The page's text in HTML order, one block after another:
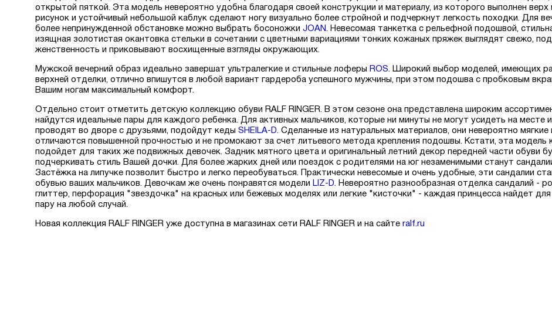
открытой пяткой. Эта модель невероятно удобна благодаря своей конструкции и материалу, из которого выполнен
рисунок и устойчивый небольшой каблук сделают ногу визуально более стройной и подчеркнут легкость походки. Для
более непринужденной обстановке можно выбрать босоножки JOAN. Невесомая танкетка с рельефной подошвой,
изящная золотистая окантовка стельки в сочетании с цветными вариациями тонких кожаных пряжек выглядят свежо,
женственность и приковывают восхищенные взгляды окружающих.
Мужской вечерний образ идеально завершат ультралегкие и стильные лоферы ROS. Широкий выбор моделей, имеющих
верхней отделки, отлично впишутся в любой вариант гардероба успешного мужчины, при этом подошва с пробковым
Вашим ногам максимальный комфорт.
Отдельно стоит отметить детскую коллекцию обуви RALF RINGER. В этом сезоне она представлена широким
найдутся идеальные пары для каждого ребенка. Для активных мальчиков, которые ни минуты не могут усидеть на месте
проводят во дворе с друзьями, подойдут кеды SHEILA-D. Сделанные из натуральных материалов, они невероятно
отличаются повышенной прочностью и не промокают за счет литьевого метода крепления подошвы. Кстати, эта модель
подойдет для таких же подвижных девочек. Задник мятного цвета и оригинальный летний декор передней части обуви
подчеркивать стиль Вашей дочки. Для более жарких дней или поездок с родителями на юг незаменимыми станут
Застёжка на липучке позволит быстро и легко переобуваться. Практически невесомые и очень удобные, эти сандалии
обувью ваших мальчиков. Девочкам же очень понравятся модели LIZ-D. Невероятно разнообразная отделка сандалий -
глиттер, перфорация "звездочка" на красных или бежевых моделях или легкие "кисточки" - каждая принцесса найдет
пару на любой случай.
Новая коллекция RALF RINGER уже доступна в магазинах сети RALF RINGER и на сайте ralf.ru